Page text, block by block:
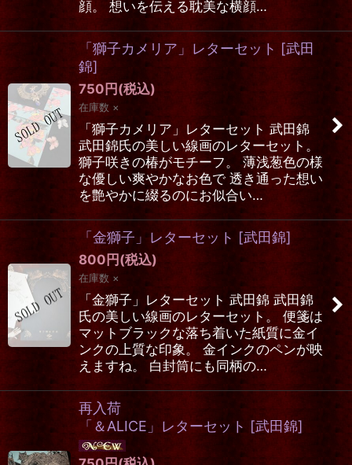
顔。 想いを伝える耽美な横顔…
「獅子カメリア」レターセット [武田
錦]
750 円 (税込)
在庫数 ×
「獅子カメリア」レターセット 武田錦
武田錦氏の美しい線画のレターセット。
獅子咲きの椿がモチーフ。 薄浅葱色の様
な優しい爽やかなお色で 透き通った想い
を艶やかに綴るのにお似合い…
「金獅子」レターセット [武田錦]
800 円 (税込)
在庫数 ×
「金獅子」レターセット 武田錦 武田錦
氏の美しい線画のレターセット。 便箋は
マットブラックな落ち着いた紙質に金イ
ンクの上質な印象。 金インクのペンが映
えますね。 白封筒にも同柄の…
再入荷
「＆ALICE」レターセット [武田錦]